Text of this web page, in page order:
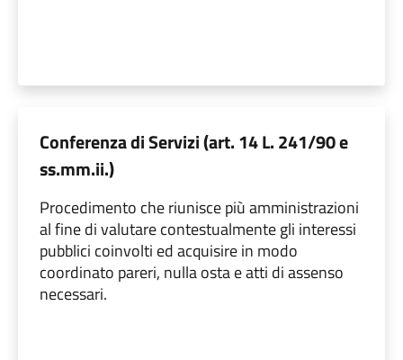
Conferenza di Servizi (art. 14 L. 241/90 e
ss.mm.ii.)
Procedimento che riunisce più amministrazioni
al fine di valutare contestualmente gli interessi
pubblici coinvolti ed acquisire in modo
coordinato pareri, nulla osta e atti di assenso
necessari.